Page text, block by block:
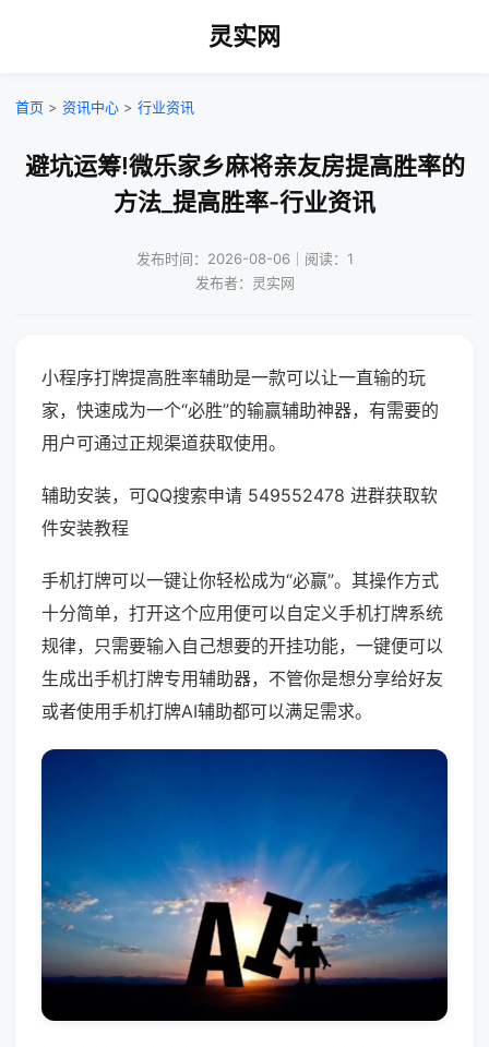
灵实网
首页 > 资讯中心 > 行业资讯
避坑运筹!微乐家乡麻将亲友房提高胜率的
方法_提高胜率-行业资讯
发布时间：2026-08-06｜阅读：1
发布者：灵实网
小程序打牌提高胜率辅助是一款可以让一直输的玩
家，快速成为一个“必胜”的输赢辅助神器，有需要的
用户可通过正规渠道获取使用。
辅助安装，可QQ搜索申请 549552478 进群获取软
件安装教程
手机打牌可以一键让你轻松成为“必赢”。其操作方式
十分简单，打开这个应用便可以自定义手机打牌系统
规律，只需要输入自己想要的开挂功能，一键便可以
生成出手机打牌专用辅助器，不管你是想分享给好友
或者使用手机打牌AI辅助都可以满足需求。